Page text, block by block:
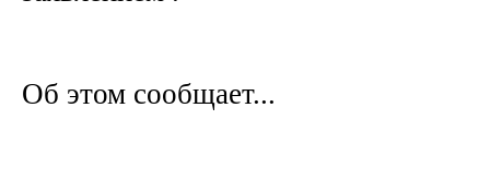
Об этом сообщает...